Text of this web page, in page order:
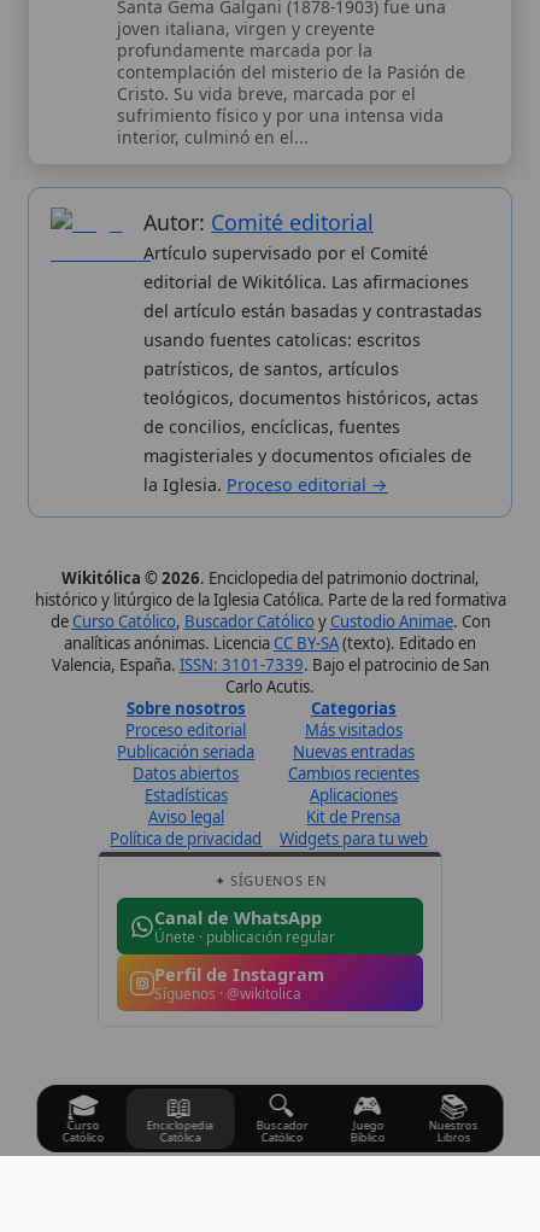
usando fuentes catolicas: escritos
patrísticos, de santos, artículos
teológicos, documentos históricos, actas
de concilios, encíclicas, fuentes
magisteriales y documentos oficiales de
Wikitólica © 2026 . Enciclopedia del patrimonio doctrinal,
histórico y litúrgico de la Iglesia Católica. Parte de la red formativa
Curso Católico,Buscador CatólicoyCustodio Animae. Con
analíticas anónimas. LicenciaCC BY-SA(texto). Editado en
Valencia, España.ISSN: 3101-7339. Bajo el patrocinio de San
Carlo Acutis.
Sobre nosotros
Proceso editorial
Publicación seriada
Datos abiertos
Aviso legal
Política de privacidad
Categorias
Más visitados
Nuevas entradas
Cambios recientes
Aplicaciones
Kit de Prensa
Widgets para tu web
✦ SÍGUENOS EN
Únete · publicación regular
Perfil de Instagram
Síguenos · @wikitolica